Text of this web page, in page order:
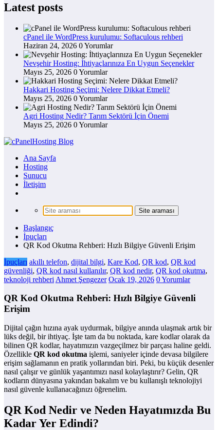
Latest posts
cPanel ile WordPress kurulumu: Softaculous rehberi
Haziran 24, 2026 0 Yorumlar
Nevşehir Hosting: İhtiyaçlarınıza En Uygun Seçenekler
Mayıs 25, 2026 0 Yorumlar
Hakkari Hosting Seçimi: Nelere Dikkat Etmeli?
Mayıs 25, 2026 0 Yorumlar
Agri Hosting Nedir? Tarım Sektörü İçin Önemi
Mayıs 25, 2026 0 Yorumlar
Ana Sayfa
Hosting
Sunucu
İletişim
Başlangıç
İpuçları
QR Kod Okutma Rehberi: Hızlı Bilgiye Güvenli Erişim
İpuçları akıllı telefon, dijital bilgi, Kare Kod, QR kod, QR kod
güvenliği, QR kod nasıl kullanılır, QR kod nedir, QR kod okutma,
teknoloji rehberi Ahmet Şengezer Ocak 19, 2026 0 Yorumlar
QR Kod Okutma Rehberi: Hızlı Bilgiye Güvenli
Erişim
Dijital çağın hızına ayak uydurmak, bilgiye anında ulaşmak artık bir
lüks değil, bir ihtiyaç. İşte tam da bu noktada, kare kodlar olarak da
bilinen QR kodlar, hayatımızın vazgeçilmez bir parçası haline geldi.
Özellikle QR kod okutma işlemi, saniyeler içinde devasa bilgilere
erişim sağlamanın en pratik yollarından biri. Peki, bu küçük desenler
nasıl çalışır ve günlük yaşantımızı nasıl kolaylaştırır? Gelin, QR
kodların dünyasına yakından bakalım ve bu kullanışlı teknolojiyi
nasıl güvenle kullanacağınızı öğrenelim.
QR Kod Nedir ve Neden Hayatımızda Bu
Kadar Yer Edindi?